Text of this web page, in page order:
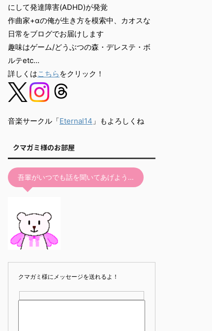
上
矢
印
く
い。
にして発達障害(ADHD)が発覚
作曲家+αの俺が生き方を模索中、カオスな
日常をブログでお届けします
趣味はゲーム/どうぶつの森・デレステ・ボ
ルテetc…
詳しくはこちら をクリック！
音楽サークル「Eternal14 」もよろしくね
クマガミ様のお部屋
吾輩がいつでも話を聞いてあげよう…
クマガミ様にメッセージを送れるよ！